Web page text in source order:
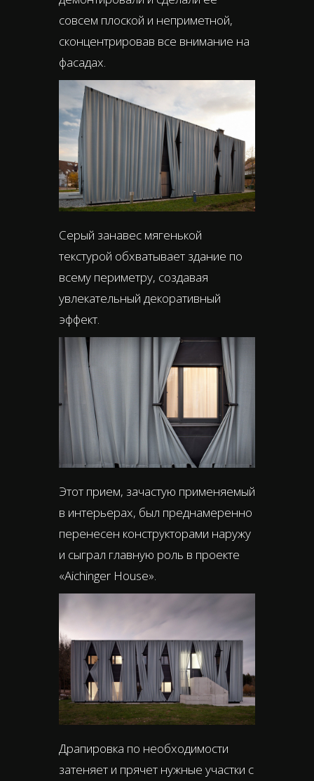
совсем плоской и неприметной,
сконцентрировав все внимание на
фасадах.
Серый занавес мягенькой
текстурой обхватывает здание по
всему периметру, создавая
увлекательный декоративный
эффект.
Этот прием, зачастую применяемый
в интерьерах, был преднамеренно
перенесен конструкторами наружу
и сыграл главную роль в проекте
«Aichinger House».
Драпировка по необходимости
затеняет и прячет нужные участки с